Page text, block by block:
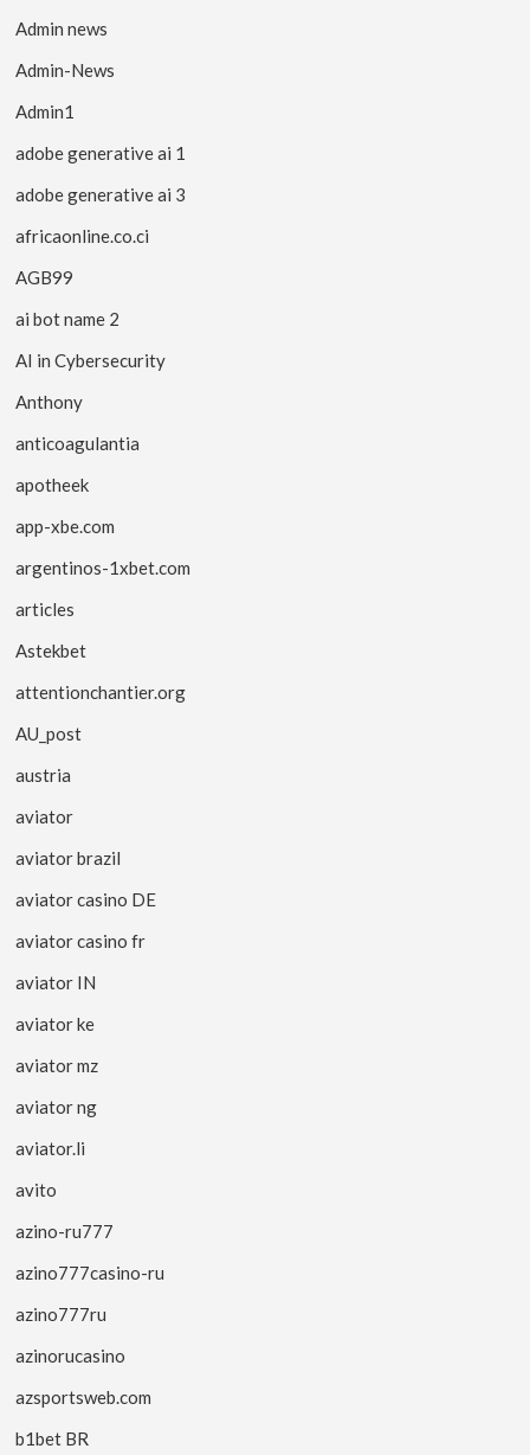
Admin news
Admin-News
Admin1
adobe generative ai 1
adobe generative ai 3
africaonline.co.ci
AGB99
ai bot name 2
AI in Cybersecurity
Anthony
anticoagulantia
apotheek
app-xbe.com
argentinos-1xbet.com
articles
Astekbet
attentionchantier.org
AU_post
austria
aviator
aviator brazil
aviator casino DE
aviator casino fr
aviator IN
aviator ke
aviator mz
aviator ng
aviator.li
avito
azino-ru777
azino777casino-ru
azino777ru
azinorucasino
azsportsweb.com
b1bet BR